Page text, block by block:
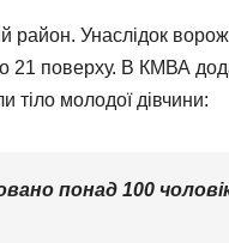
Унаслідок
21 поверху. В КМВА
тіло молодої дівчини:
понад 100